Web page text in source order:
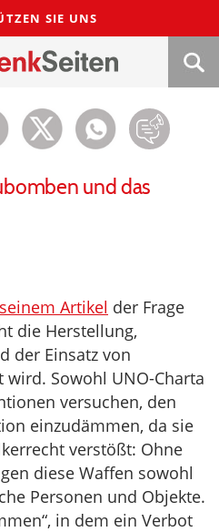
SIE UNS
und das
Artikel der Frage
die Herstellung,
der Einsatz von
Sowohl UNO-Charta
versuchen, den
einzudämmen, da sie
verstößt: Ohne
diese Waffen sowohl
Personen und Objekte.
in dem ein Verbot